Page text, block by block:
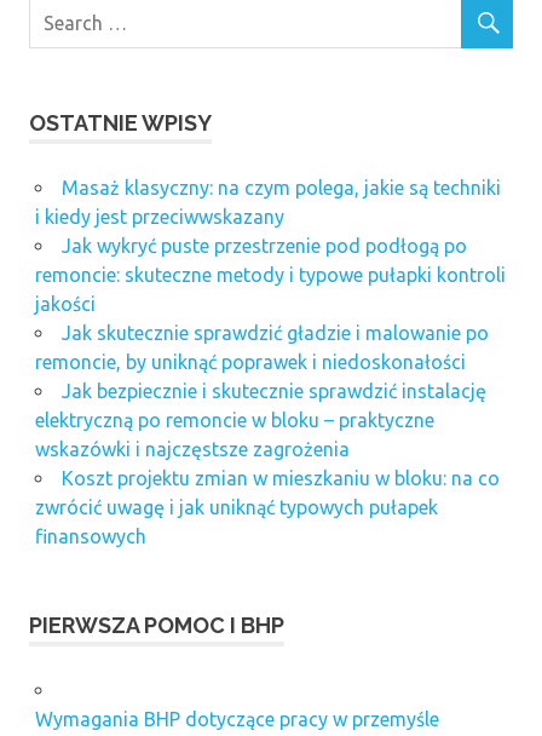
OSTATNIE WPISY
Masaż klasyczny: na czym polega, jakie są techniki
i kiedy jest przeciwwskazany
Jak wykryć puste przestrzenie pod podłogą po
remoncie: skuteczne metody i typowe pułapki kontroli
jakości
Jak skutecznie sprawdzić gładzie i malowanie po
remoncie, by uniknąć poprawek i niedoskonałości
Jak bezpiecznie i skutecznie sprawdzić instalację
elektryczną po remoncie w bloku – praktyczne
wskazówki i najczęstsze zagrożenia
Koszt projektu zmian w mieszkaniu w bloku: na co
zwrócić uwagę i jak uniknąć typowych pułapek
finansowych
PIERWSZA POMOC I BHP
Wymagania BHP dotyczące pracy w przemyśle